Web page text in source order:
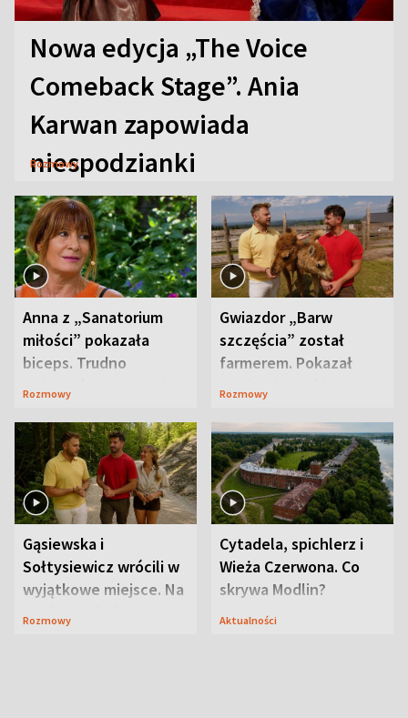
Nowa edycja „The Voice
Comeback Stage”. Ania
Karwan zapowiada
niespodzianki
Rozmowy
Anna z „Sanatorium
miłości” pokazała
biceps. Trudno
uwierzyć, co przeszła
Rozmowy
Gwiazdor „Barw
szczęścia” został
farmerem. Pokazał
swoje niezwykłe
Rozmowy
Gąsiewska i
Sołtysiewicz wrócili w
wyjątkowe miejsce. Na
szlaku czekał
Rozmowy
Cytadela, spichlerz i
Wieża Czerwona. Co
skrywa Modlin?
Aktualności